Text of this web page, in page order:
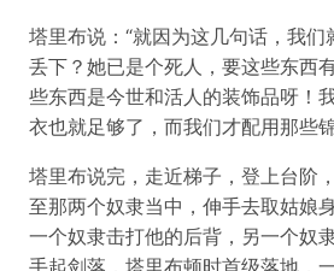
塔里布说：“就因为这几句话，我们
丢下？她已是个死人，要这些东西
些东西是今世和活人的装饰品呀！
衣也就足够了，而我们才配用那些
塔里布说完，走近梯子，登上台阶
至那两个奴隶当中，伸手去取姑娘
一个奴隶击打他的后背，另一个奴
手起剑落，塔里布顿时首级落地，一